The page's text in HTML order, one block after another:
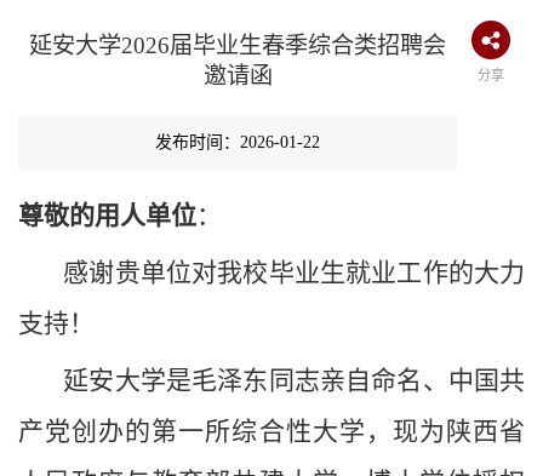
延安大学2026届毕业生春季综合类招聘会
邀请函
分享
发布时间：2026-01-22
尊敬的用人单位：
感谢贵单位对我校毕业生就业工作的大力
支持！
延安大学是毛泽东同志亲自命名、中国共
产党创办的第一所综合性大学，现为陕西省